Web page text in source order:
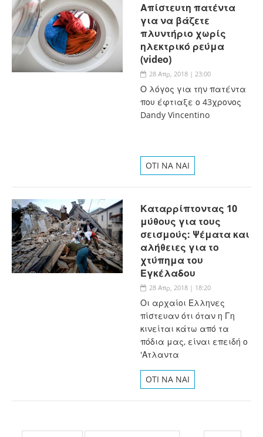
Απίστευτη πατέντα
για να βάζετε
πλυντήριο χωρίς
ηλεκτρικό ρεύμα
(video)
28 Απρ, 2018 | 23:00
Ο λόγος για την πατέντα
που έφτιαξε ο 43χρονος
Dandy Vincentino
OTI NA NAI
Καταρρίπτοντας 10
μύθους για τους
σεισμούς: Ψέματα και
αλήθειες για το
χτύπημα του
Εγκέλαδου
28 Απρ, 2018 | 18:20
Οι αρχαίοι Ελληνες
πίστευαν ότι όταν η Γη
κινείται κάτω από τα
πόδια μας, είναι επειδή ο
'Ατλαντα
OTI NA NAI